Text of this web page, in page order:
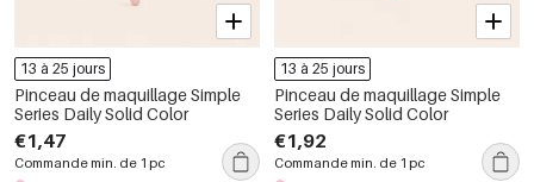
13 à 25 jours
Pinceau de maquillage Simple
Series Daily Solid Color
€1,47
Commande min. de 1 pc
13 à 25 jours
Pinceau de maquillage Simple
Series Daily Solid Color
€1,92
Commande min. de 1 pc